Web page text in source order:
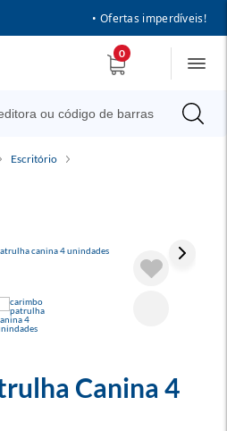
• Ofertas imperdíveis!
0
Escritório
Canina 4